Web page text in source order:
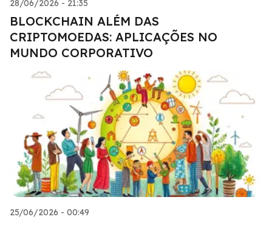
28/06/2026 - 21:35
BLOCKCHAIN ALÉM DAS
CRIPTOMOEDAS: APLICAÇÕES NO
MUNDO CORPORATIVO
25/06/2026 - 00:49